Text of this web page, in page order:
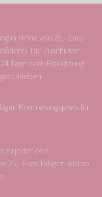
in Höhe von 25,- Euro
Die Zuschüsse
Tage nach Einrichtung
Kremierungspreis für
zu jeder Zeit
25,- Euro tätigen und so